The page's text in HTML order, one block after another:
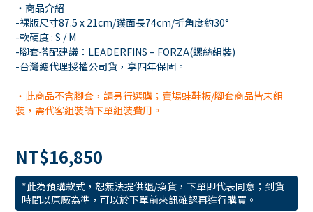
・商品介紹
-裸版尺寸87.5 x 21cm/蹼面長74cm/折角度約30°
-軟硬度 : S / M
-腳套搭配建議：LEADERFINS – FORZA(螺絲組裝)
-台灣總代理授權公司貨，享四年保固。
・此商品不含腳套，請另行選購；賣場蛙鞋板/腳套商品皆未組
裝，需代客組裝請下單組裝費用。
NT$16,850
*此為預購款式，恕無法提供退/換貨，下單即代表同意；到貨
時間以原廠為準，可以於下單前來訊確認再進行購買。